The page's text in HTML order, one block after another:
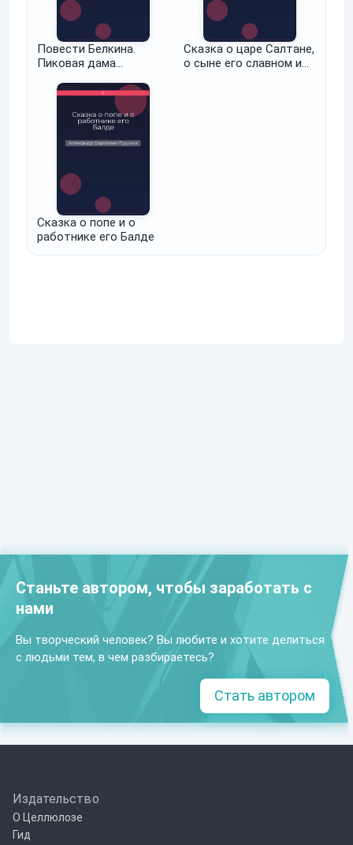
Повести Белкина.
Пиковая дама
Сказка о царе Салтане,
о сыне его славном и
Сказка о попе и о
работнике его Балде
Станьте автором, чтобы заработать с
нами
Вы творческий человек? Вы любите и хотите делиться
с людьми тем, в чем разбираетесь?
Стать автором
Издательство
О Целлюлозе
Гид